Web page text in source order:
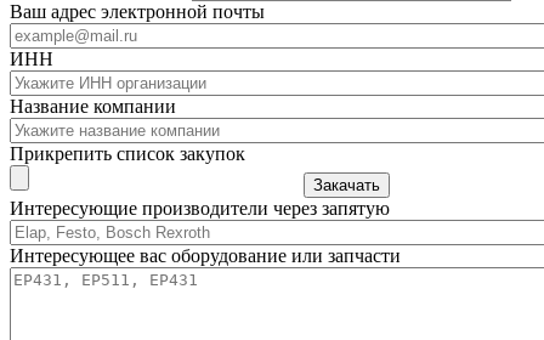
Ваш адрес электронной почты
ИНН
Название компании
Прикрепить список закупок
Закачать
Интересующие производители через запятую
Интересующее вас оборудование или запчасти